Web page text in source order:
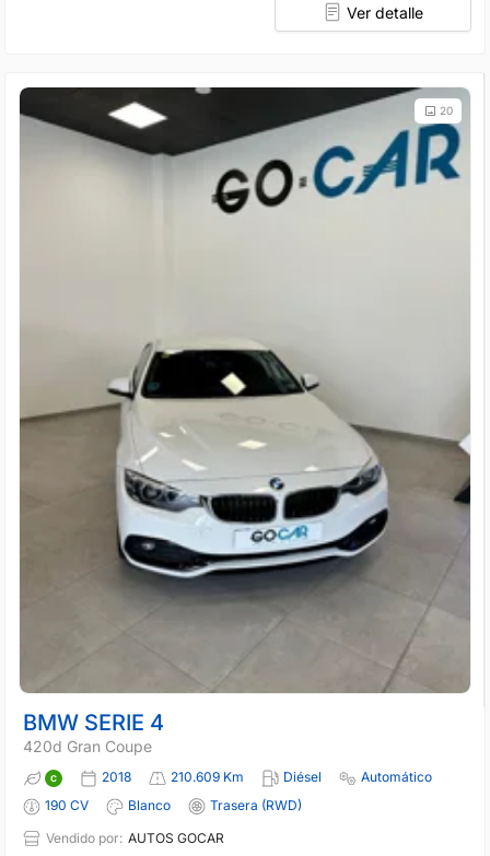
Ver detalle
20
BMW SERIE 4
420d Gran Coupe
2018 210.609 Km Diésel
Automático
190 CV
Blanco
Trasera (RWD)
Vendido por: AUTOS GOCAR